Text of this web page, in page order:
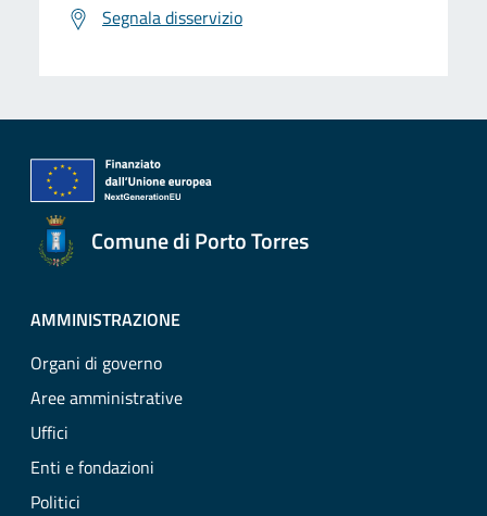
Segnala disservizio
Comune di Porto Torres
AMMINISTRAZIONE
Organi di governo
Aree amministrative
Uffici
Enti e fondazioni
Politici